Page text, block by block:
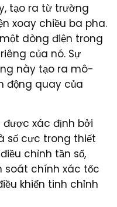
tạo ra từ trường
xoay chiều ba pha.
dòng điện trong
của nó. Sự
này tạo ra mô-
động quay của
được xác định bởi
số cực trong thiết
chỉnh tần số,
soát chính xác tốc
khiển tinh chỉnh